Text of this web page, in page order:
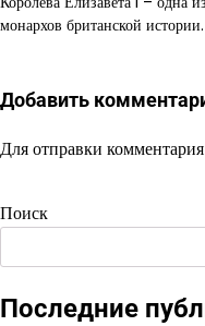
монархов британской
Добавить
Для отправки
Поиск
Последние